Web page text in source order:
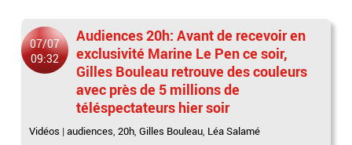
07/07
09:32
Audiences 20h: Avant de recevoir en
exclusivité Marine Le Pen ce soir,
Gilles Bouleau retrouve des couleurs
avec près de 5 millions de
téléspectateurs hier soir
Vidéos |audiences,20h,Gilles Bouleau, Léa Salamé